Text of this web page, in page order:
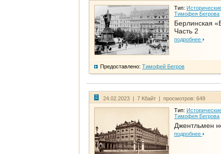
Тип:
Тимофея Бегрова
Берлинская
Часть 2
подробнее
Предоставлено: Тимофей Бегров
24.02.2023 | 7 Кбайт | просмотров: 649
Тип:
Тимофея Бегрова
Джентльмен
подробнее